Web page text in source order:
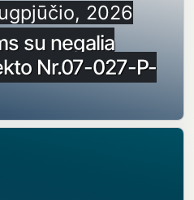
2026
su negalia
Nr.07-027-P-